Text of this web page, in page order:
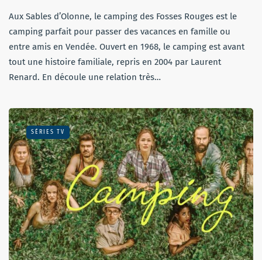
Aux Sables d’Olonne, le camping des Fosses Rouges est le
camping parfait pour passer des vacances en famille ou
entre amis en Vendée. Ouvert en 1968, le camping est avant
tout une histoire familiale, repris en 2004 par Laurent
Renard. En découle une relation très…
SÉRIES TV